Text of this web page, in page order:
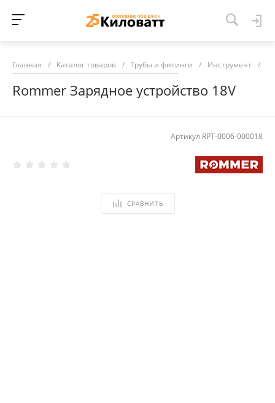
Главная / Каталог товаров / Трубы и фитинги / Инструмент /
Rommer Зарядное устройство 18V
Артикул RPT-0006-000018
СРАВНИТЬ